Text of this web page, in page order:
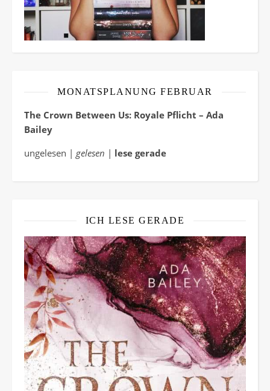
MONATSPLANUNG FEBRUAR
The Crown Between Us: Royale Pflicht – Ada
Bailey
ungelesen | gelesen | lese gerade
ICH LESE GERADE